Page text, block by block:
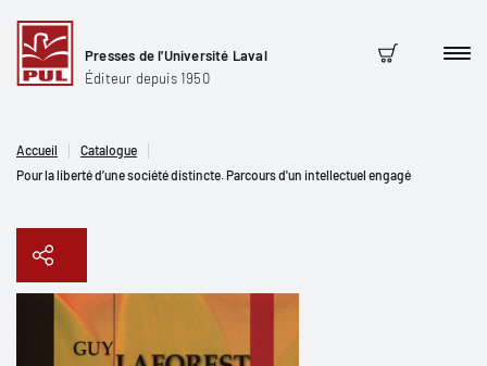
Presses de l'Université Laval
Éditeur depuis 1950
Panier
Accueil
Catalogue
Pour la liberté d’une société distincte. Parcours d'un intellectuel engagé